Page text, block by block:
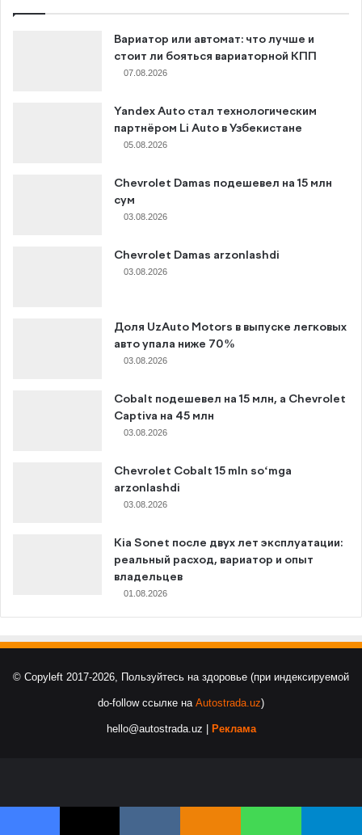
Вариатор или автомат: что лучше и
стоит ли бояться вариаторной КПП
07.08.2026
Yandex Auto стал технологическим
партнёром Li Auto в Узбекистане
05.08.2026
Chevrolet Damas подешевел на 15 млн
сум
03.08.2026
Chevrolet Damas arzonlashdi
03.08.2026
Доля UzAuto Motors в выпуске легковых
авто упала ниже 70%
03.08.2026
Cobalt подешевел на 15 млн, а Chevrolet
Captiva на 45 млн
03.08.2026
Chevrolet Cobalt 15 mln so‘mga
arzonlashdi
03.08.2026
Kia Sonet после двух лет эксплуатации:
реальный расход, вариатор и опыт
владельцев
01.08.2026
© Copyleft 2017-2026, Пользуйтесь на здоровье (при индексируемой
do-follow ссылке на Autostrada.uz)
hello@autostrada.uz | Реклама